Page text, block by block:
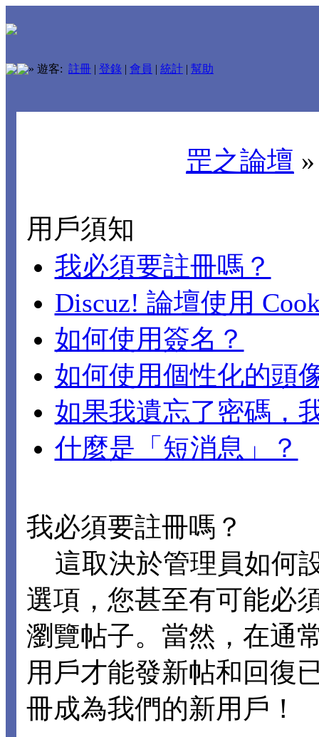
» 遊客: 註冊 | 登錄 | 會員 | 統計 | 幫助
罡之論壇
用戶須知
我必須要註冊嗎？
Discuz! 論壇使用
如何使用簽名？
如何使用個性化的頭
如果我遺忘了密碼，
什麼是「短消息」？
我必須要註冊嗎？
這取決於管理員如何
選項，您甚至有可能必
瀏覽帖子。當然，在通
用戶才能發新帖和回復
冊成為我們的新用戶！